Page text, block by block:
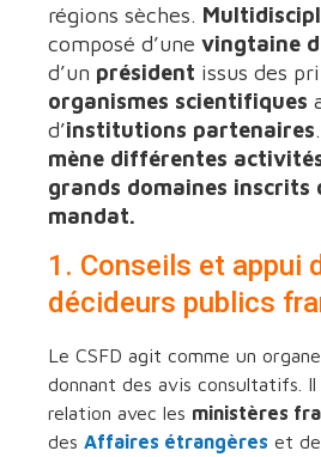
régions sèches.
composé d’une vingtaine
d’un président issus des
organismes scientifiques
d’institutions partenaires.
mène différentes
grands domaines inscrits
mandat.
1. Conseils et appui
décideurs publics
Le CSFD agit comme un
donnant des avis consultatifs.
relation avec les ministères
des Affaires étrangères et